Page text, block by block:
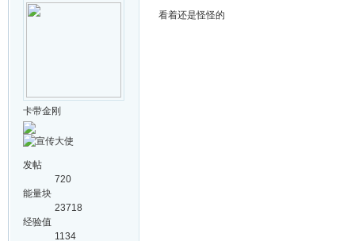
卡带金刚
发帖
720
能量块
23718
经验值
1134
看着还是怪怪的